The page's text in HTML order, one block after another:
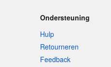
Ondersteuning
Hulp
Retourneren
Feedback